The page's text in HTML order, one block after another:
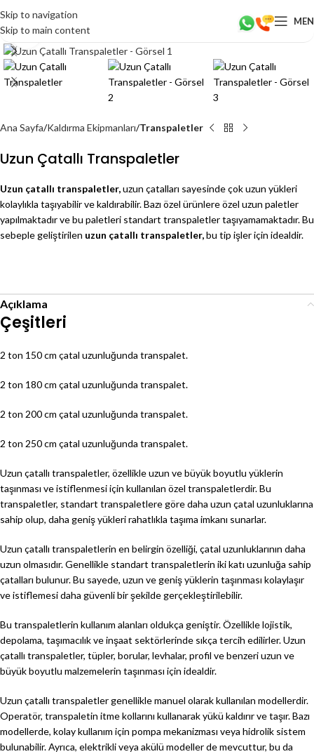
Skip to navigation
Skip to main content
Click to enlarge
Ana Sayfa Kaldırma Ekipmanları Transpaletler
Uzun Çatallı Transpaletler
Uzun çatallı transpaletler,uzun çatalları sayesinde çok uzun yükleri
kolaylıkla taşıyabilir ve kaldırabilir. Bazı özel ürünlere özel uzun paletler
yapılmaktadır ve bu paletleri standart transpaletler taşıyamamaktadır. Bu
sebeple geliştirilen uzun çatallı transpaletler,bu tip işler için idealdir.
Açıklama
Çeşitleri
2 ton 150 cm çatal uzunluğunda transpalet.
2 ton 180 cm çatal uzunluğunda transpalet.
2 ton 200 cm çatal uzunluğunda transpalet.
2 ton 250 cm çatal uzunluğunda transpalet.
Uzun çatallı transpaletler, özellikle uzun ve büyük boyutlu yüklerin
taşınması ve istiflenmesi için kullanılan özel transpaletlerdir. Bu
transpaletler, standart transpaletlere göre daha uzun çatal uzunluklarına
sahip olup, daha geniş yükleri rahatlıkla taşıma imkanı sunarlar.
Uzun çatallı transpaletlerin en belirgin özelliği, çatal uzunluklarının daha
uzun olmasıdır. Genellikle standart transpaletlerin iki katı uzunluğa sahip
çatalları bulunur. Bu sayede, uzun ve geniş yüklerin taşınması kolaylaşır
ve istiflemesi daha güvenli bir şekilde gerçekleştirilebilir.
Bu transpaletlerin kullanım alanları oldukça geniştir. Özellikle lojistik,
depolama, taşımacılık ve inşaat sektörlerinde sıkça tercih edilirler. Uzun
çatallı transpaletler, tüpler, borular, levhalar, profil ve benzeri uzun ve
büyük boyutlu malzemelerin taşınması için idealdir.
Uzun çatallı transpaletler genellikle manuel olarak kullanılan modellerdir.
Operatör, transpaletin itme kollarını kullanarak yükü kaldırır ve taşır. Bazı
modellerde, kolay kullanım için pompa mekanizması veya hidrolik sistem
bulunabilir. Ayrıca, elektrikli veya akülü modeller de mevcuttur, bu da